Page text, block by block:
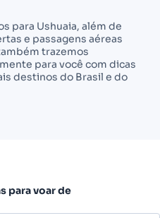
para Ushuaia, além de
e passagens aéreas
trazemos
para você com dicas
destinos do Brasil e do
para voar de